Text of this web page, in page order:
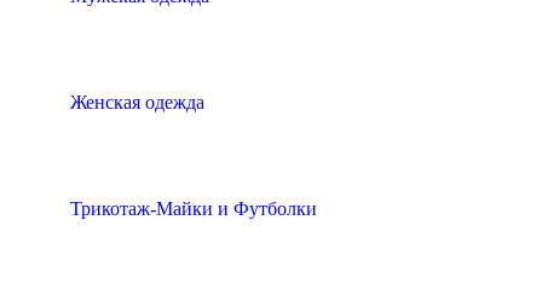
Женская одежда
Трикотаж-Майки и Футболки